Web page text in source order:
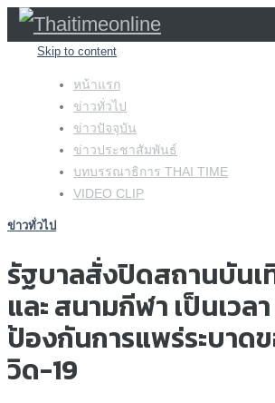
Skip to content
หน้าแรก
ข่าวทั่วไป
ข่าวปัจจุบัน
ข่าวประชาสัมพันธ์
บทบรรณาธิการ THAI TIME
VIDEO CLIP
ข่าวทั่วไป
รัฐบาลสั่งปิดสถานบันเ
และ สนามกีฬา เป็นเวลา
ป้องกันการแพร่ระบาดข
วิด-19